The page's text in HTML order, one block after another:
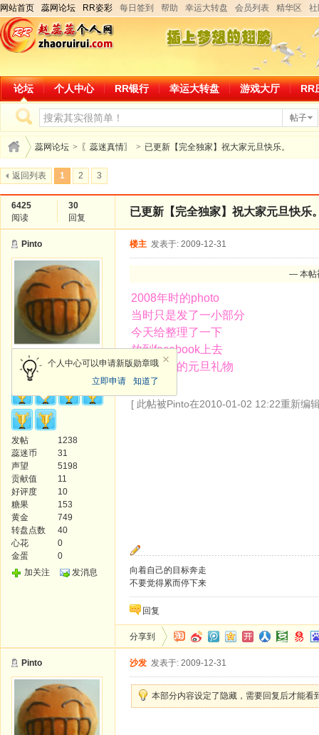
网站首页 蕊网论坛 RR姿彩 每日签到 帮助 幸运大转盘 会员列表 精华区
论坛 个人中心 RR银行 幸运大转盘 游戏大厅 RR
帖子
蕊网论坛 > 〖蕊迷真情〗 > 已更新【完全独家】祝大家元旦快乐。
返回列表 1 2 3
6425
阅读
30
回复
已更新【完全独家】祝大家元旦快乐
Pinto
风云使者
个人中心可以申请新版勋章哦
立即申请
知道了
发帖
1238
蕊迷币
31
声望
5198
贡献值
11
好评度
10
糖果
153
黄金
749
转盘点数
40
心花
0
金蛋
0
加关注
发消息
楼主 发表于: 2009-12-31
— 本帖
2008年时的photo
当时只是发了一小部分
今天给整理了一下
放到facebook上去
送给大家的元旦礼物
[ 此帖被Pinto在2010-01-02 12:22重新编
向着自己的目标奔走
不要觉得累而停下来
回复
分享到
Pinto 沙发 发表于: 2009-12-31
本部分内容设定了隐藏，需要回复后才能看